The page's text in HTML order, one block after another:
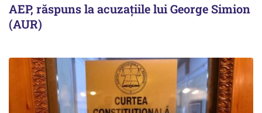
AEP, răspuns la acuzațiile lui George Simion
(AUR)